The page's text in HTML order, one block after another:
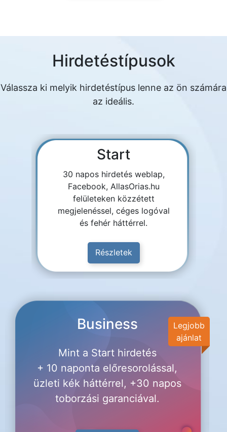
Hirdetéstípusok
Válassza ki melyik hirdetéstípus lenne az ön számára
az ideális.
Start
30 napos hirdetés weblap,
Facebook, AllasOrias.hu
felületeken közzétett
megjelenéssel, céges logóval
és fehér háttérrel.
Részletek
Legjobb
ajánlat
Business
Mint a Start hirdetés
+ 10 naponta előresorolással,
üzleti kék háttérrel, +30 napos
toborzási garanciával.